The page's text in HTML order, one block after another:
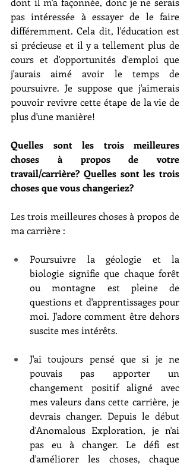
pas intéressée à essayer de le faire
différemment. Cela dit, l'éducation est
si précieuse et il y a tellement plus de
cours et d'opportunités d'emploi que
j'aurais aimé avoir le temps de
poursuivre. Je suppose que j'aimerais
pouvoir revivre cette étape de la vie de
plus d'une manière!
Quelles sont les trois meilleures
choses à propos de votre
travail/carrière? Quelles sont les trois
choses que vous changeriez?
Les trois meilleures choses à propos de
ma carrière :
Poursuivre la géologie et la
biologie signifie que chaque forêt
ou montagne est pleine de
questions et d'apprentissages pour
moi. J'adore comment être dehors
suscite mes intérêts.
J'ai toujours pensé que si je ne
pouvais pas apporter un
changement positif aligné avec
mes valeurs dans cette carrière, je
devrais changer. Depuis le début
d'Anomalous Exploration, je n'ai
pas eu à changer. Le défi est
d'améliorer les choses, chaque